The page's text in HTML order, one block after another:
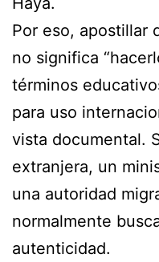
Por eso, apostillar
no significa
términos
para uso
vista documental.
extranjera, un
una autoridad
normalmente
autenticidad.